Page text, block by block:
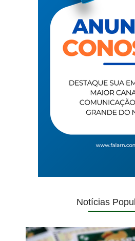
Notícias